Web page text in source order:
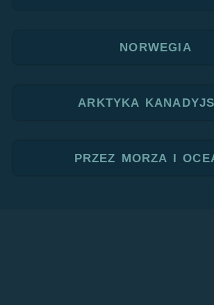
NORWEGIA
ARKTYKA
PRZEZ MORZA I